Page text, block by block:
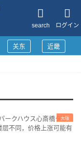
ログイン
search
关东 近畿
大阪